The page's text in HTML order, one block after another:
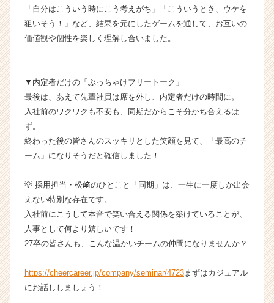
イ
ン】
|
ャ
ー・
成
企
業
ス
カ
ウ
ト
が
就
活
「自分はこういう時にこう考えがち」「こういうとき、ウケを
狙いそう！」など、結果を元にしたゲームを通して、お互いの
価値観や個性を楽しく理解し合いました。
▼内定者だけの「ぶっちゃけフリートーク」
最後は、あえて先輩社員は席を外し、内定者だけの時間に。
入社前のワクワクも不安も、同期だからこそ分かち合えるは
ず。
終わった後の皆さんのスッキリとした笑顔を見て、「最高のチ
ーム」になりそうだと確信しました！
💡 採用担当・松﨑のひとこと「同期」は、一生に一度しか出会
えない特別な存在です。
入社前にこうして本音で笑い合える関係を築けていることが、
人事として何より嬉しいです！
27卒の皆さんも、こんな温かいチームの仲間になりませんか？
https://cheercareer.jp/company/seminar/4723 まずはカジュアル
にお話ししましょう！